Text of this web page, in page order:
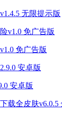
无限提示版
免广告版
安卓版